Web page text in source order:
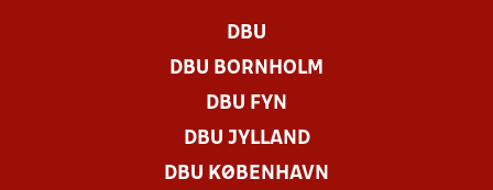
DBU
DBU BORNHOLM
DBU FYN
DBU JYLLAND
DBU KØBENHAVN